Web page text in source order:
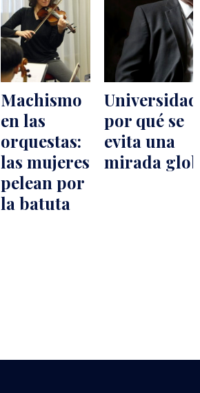
Machismo
en las
orquestas:
las mujeres
pelean por
la batuta
por qué se
evita una
mirada